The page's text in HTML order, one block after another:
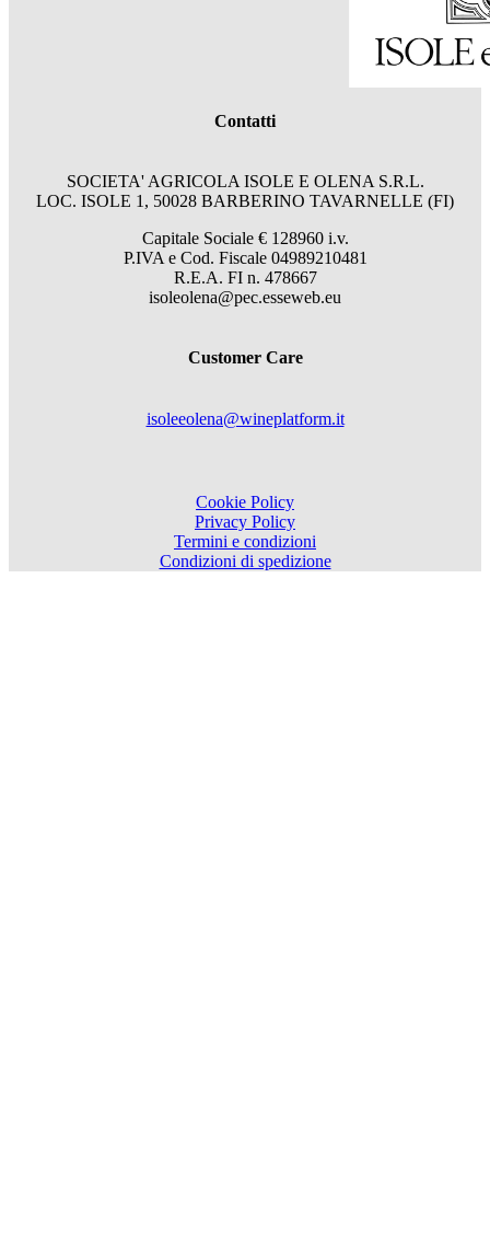
Contatti
SOCIETA' AGRICOLA ISOLE E OLENA S.R.L.
LOC. ISOLE 1, 50028 BARBERINO TAVARNELLE (FI)
Capitale Sociale € 128960 i.v.
P.IVA e Cod. Fiscale 04989210481
R.E.A. FI n. 478667
isoleolena@pec.esseweb.eu
Customer Care
isoleeolena@wineplatform.it
Cookie Policy
Privacy Policy
Termini e condizioni
Condizioni di spedizione